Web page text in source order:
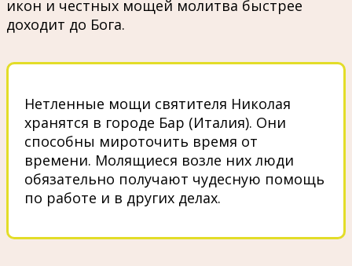
икон и честных мощей молитва быстрее
доходит до Бога.
Нетленные мощи святителя Николая
хранятся в городе Бар (Италия). Они
способны мироточить время от
времени. Молящиеся возле них люди
обязательно получают чудесную помощь
по работе и в других делах.